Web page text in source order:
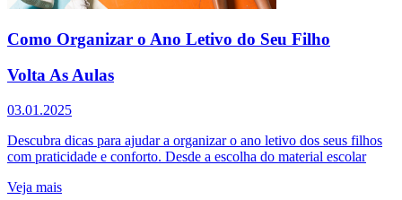
Como Organizar o Ano Letivo do Seu Filho
Volta As Aulas
03.01.2025
Descubra dicas para ajudar a organizar o ano letivo dos seus filhos
com praticidade e conforto. Desde a escolha do material escolar
Veja mais